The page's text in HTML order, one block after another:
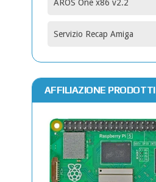
AROS One x86 v2.2
Servizio Recap Amiga
AFFILIAZIONE PRODOTTI